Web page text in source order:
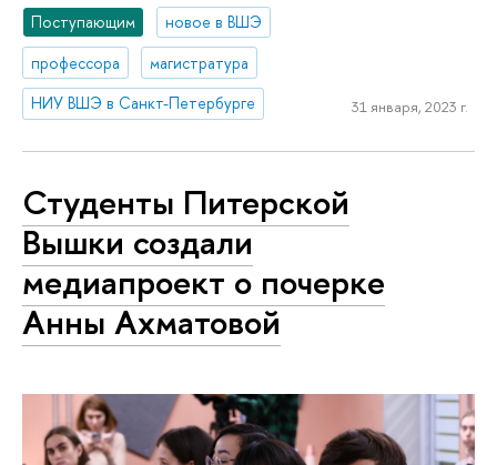
Поступающим
новое в ВШЭ
профессора
магистратура
НИУ ВШЭ в Санкт-Петербурге
31 января, 2023 г.
Студенты Питерской
Вышки создали
медиапроект о почерке
Анны Ахматовой